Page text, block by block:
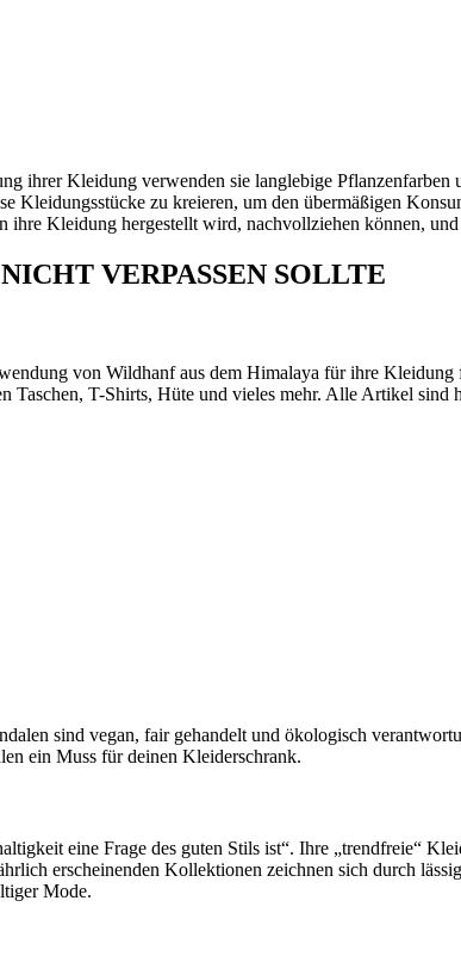
ihrer Kleidung verwenden sie langlebige
Kleidungsstücke zu kreieren, um den übermäßigen
Kleidung hergestellt wird, nachvollziehen können,
VERPASSEN SOLLTE
von Wildhanf aus dem Himalaya für ihre
T-Shirts, Hüte und vieles mehr. Alle Artikel sind
sind vegan, fair gehandelt und ökologisch
ein Muss für deinen Kleiderschrank.
eine Frage des guten Stils ist“. Ihre „trendfreie“
erscheinenden Kollektionen zeichnen sich durch
Mode.